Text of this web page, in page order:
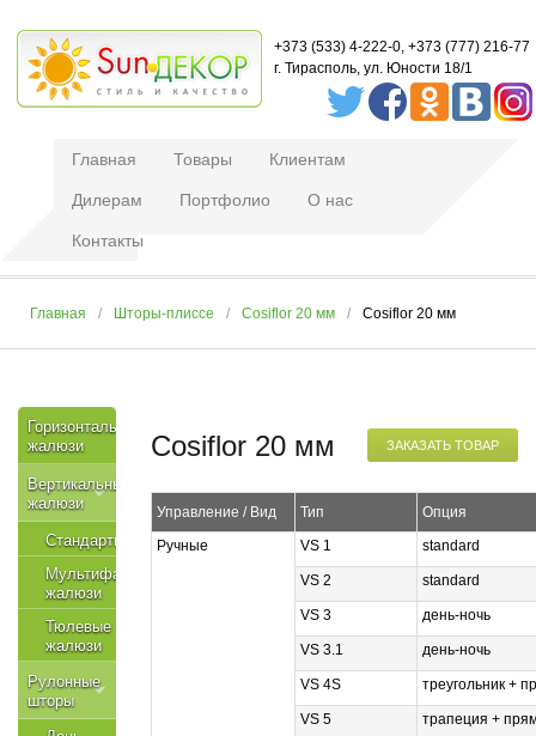
+373 (533) 4-222-0, +373 (777) 216-77
г. Тирасполь, ул. Юности 18/1
Главная Товары Клиентам
Дилерам Портфолио О нас
Контакты
Главная Шторы-плиссе Cosiflor 20 мм Cosiflor 20 мм
Горизонтальные
жалюзи
Вертикальные
жалюзи
Стандартные
Мультифактурные
жалюзи
Тюлевые
жалюзи
Рулонные
шторы
ЗАКАЗАТЬ ТОВАР
Cosiflor 20 мм
Управление / Вид Тип
Опция
Ручные
VS 1 standard
VS 2 standard
VS 3 день-ночь
VS 3.1 день-ночь
VS 4S треугольник +
VS 5 трапеция +